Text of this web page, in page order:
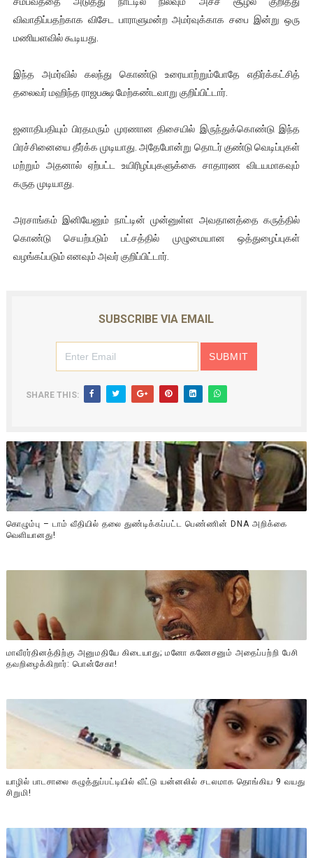
ஐ.நா முன்றலில் சீரற்ற காலநிலையிலும் தமிழின அழிப்பிற்கு
ஜனாதிபதி ஐக்கிய நாடுகளின் பொதுச் சபை கூட்டத்தில் இன்று
வலிமை தான் அஜித் திரைப்பயணத்திலே அதிக காலெக்ஷன் செய்த
விவாதிப்பதற்காக விசேட பாராளுமன்ற அமர்வுக்காக சபை இன்று ஒரு
மணியளவில் கூடியது.
இந்த அமர்வில் கலந்து கொண்டு உரையாற்றும்போதே எதிர்க்கட்சித்
தலைவர் மஹிந்த ராஜபக்ஷ மேற்கண்டவாறு குறிப்பிட்டார்.
ஜனாதிபதியும் பிரதமரும் முரணான திசையில் இருந்துக்கொண்டு இந்த
பிரச்சினையை தீர்க்க முடியாது. அதேபோன்று தொடர் குண்டு வெடிப்புகள்
மற்றும் அதனால் ஏற்பட்ட உயிரிழப்புகளுக்கை சாதாரண விடயமாகவும்
கருத முடியாது.
அரசாங்கம் இனியேனும் நாட்டின் முன்னுள்ள அவதானத்தை கருத்தில்
கொண்டு செயற்படும் பட்சத்தில் முழுமையான ஒத்துழைப்புகள்
வழங்கப்படும் எனவும் அவர் குறிப்பிட்டார்.
SUBSCRIBE VIA EMAIL
SHARE THIS:
கொழும்பு – டாம் வீதியில் தலை துண்டிக்கப்பட்ட பெண்ணின் DNA அறிக்கை
வௌியானது!
மாவீரர்தினத்திற்கு அனுமதியே கிடையாது; மனோ கணேசனும் அதைப்பற்றி பேசி
தவறிழைக்கிறார்: பொன்சேகா!
யாழில் பாடசாலை கழுத்துப்பட்டியில் வீட்டு யன்னலில் சடலமாக தொங்கிய 9 வயது
சிறுமி!